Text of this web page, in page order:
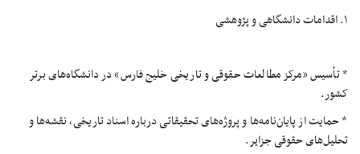
۱. اقدامات دانشگاهی و پژوهشی
* تأسیس «مرکز مطالعات حقوقی و تاریخی خلیج فارس» در دانشگاه‌های برتر
کشور.
* حمایت از پایان‌نامه‌ها و پروژه‌های تحقیقاتی درباره اسناد تاریخی، نقشه‌ها و
تحلیل‌های حقوقی جزایر.